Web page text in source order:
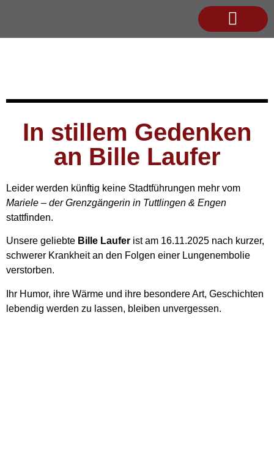
In stillem Gedenken
an Bille Laufer
Leider werden künftig keine Stadtführungen mehr vom
Mariele – der Grenzgängerin in Tuttlingen & Engen
stattfinden.
Unsere geliebte Bille Laufer ist am 16.11.2025 nach kurzer,
schwerer Krankheit an den Folgen einer Lungenembolie
verstorben.
Ihr Humor, ihre Wärme und ihre besondere Art, Geschichten
lebendig werden zu lassen, bleiben unvergessen.